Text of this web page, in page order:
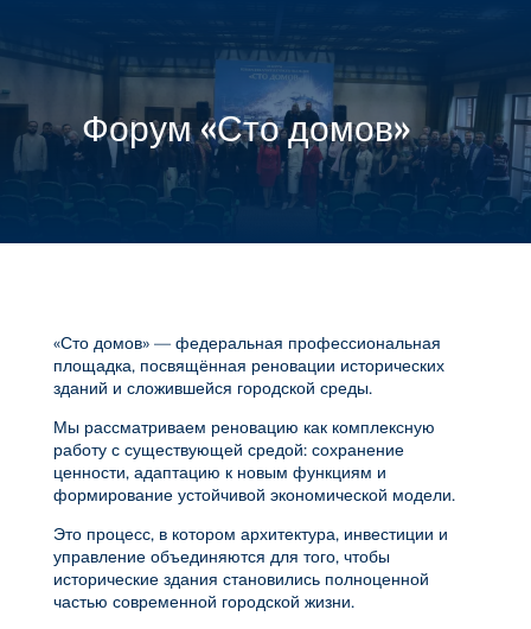

МЕНЮ
Форум «Сто домов»
«Сто домов» — федеральная профессиональная
площадка, посвящённая реновации исторических
зданий и сложившейся городской среды.
Мы рассматриваем реновацию как комплексную
работу с существующей средой: сохранение
ценности, адаптацию к новым функциям и
формирование устойчивой экономической модели.
Это процесс, в котором архитектура, инвестиции и
управление объединяются для того, чтобы
исторические здания становились полноценной
частью современной городской жизни.